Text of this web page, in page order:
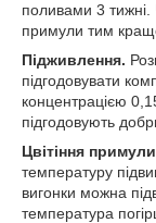
поливами 3 тижні.
примули тим
Підживлення.
підгодовувати
концентрацією
підгодовують
Цвітіння
температуру
вигонки можна
температура